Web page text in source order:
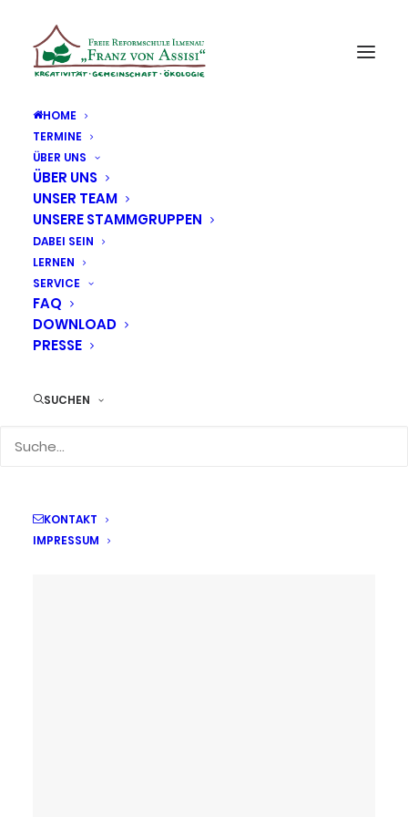
HOME
TERMINE
ÜBER UNS
ÜBER UNS
UNSER TEAM
UNSERE STAMMGRUPPEN
DABEI SEIN
LERNEN
SERVICE
FAQ
DOWNLOAD
PRESSE
SUCHEN
KONTAKT
IMPRESSUM
19. Dezember 2025